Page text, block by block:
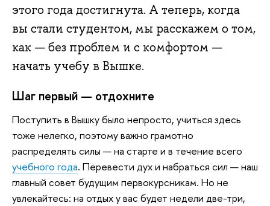
этого года достигнута. А теперь, когда
вы стали студентом, мы расскажем о том,
как — без проблем и с комфортом —
начать учебу в Вышке.
Шаг первый — отдохните
Поступить в Вышку было непросто, учиться здесь
тоже нелегко, поэтому важно грамотно
распределять силы — на старте и в течение всего
учебного года. Перевести дух и набраться сил — наш
главный совет будущим первокурсникам. Но не
увлекайтесь: на отдых у вас будет недели две-три,